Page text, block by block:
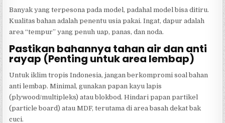
Banyak yang terpesona pada model, padahal model bisa ditiru.
Kualitas bahan adalah penentu usia pakai. Ingat, dapur adalah
area “tempur” yang penuh uap, panas, dan noda.
Pastikan bahannya tahan air dan anti
rayap (Penting untuk area lembap)
Untuk iklim tropis Indonesia, jangan berkompromi soal bahan
anti lembap. Minimal, gunakan papan kayu lapis
(plywood/multipleks) atau blokbod. Hindari papan partikel
(particle board) atau MDF, terutama di area basah dekat bak
cuci.